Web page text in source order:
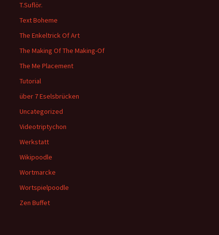
T.Suflör.
Text Boheme
The Enkeltrick Of Art
The Making Of The Making-Of
The Me Placement
Tutorial
über 7 Eselsbrücken
Uncategorized
Videotriptychon
Werkstatt
Wikipoodle
Wortmarcke
Wortspielpoodle
Zen Buffet